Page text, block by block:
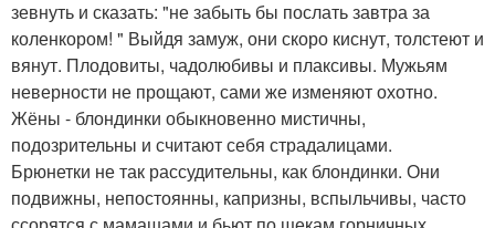
зевнуть и сказать: "не забыть бы послать завтра за
коленкором! " Выйдя замуж, они скоро киснут, толстеют и
вянут. Плодовиты, чадолюбивы и плаксивы. Мужьям
неверности не прощают, сами же изменяют охотно.
Жёны - блондинки обыкновенно мистичны,
подозрительны и считают себя страдалицами.
Брюнетки не так рассудительны, как блондинки. Они
подвижны, непостоянны, капризны, вспыльчивы, часто